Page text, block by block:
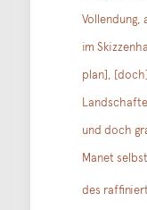
im
plan],
und doch
Manet
des